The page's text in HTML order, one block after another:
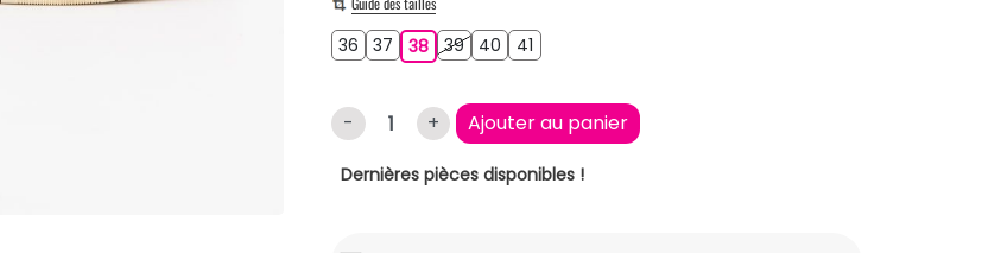
36 3637 373838393940 4041
- + Ajouter au panier
Dernières pièces disponibles !